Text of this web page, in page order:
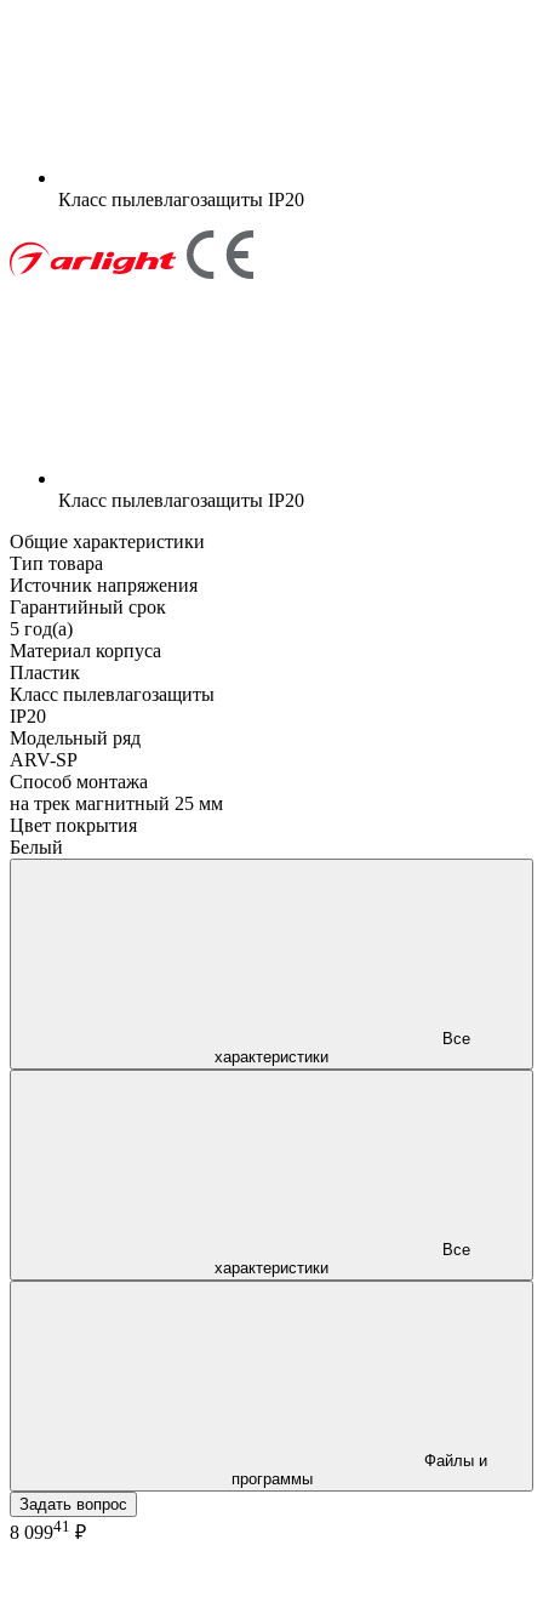
Класс пылевлагозащиты IP20
Класс пылевлагозащиты IP20
Общие характеристики
Тип товара
Источник напряжения
Гарантийный срок
5 год(а)
Материал корпуса
Пластик
Класс пылевлагозащиты
IP20
Модельный ряд
ARV-SP
Способ монтажа
на трек магнитный 25 мм
Цвет покрытия
Белый
характеристики
характеристики
программы
Задать вопрос
8 09941 ₽